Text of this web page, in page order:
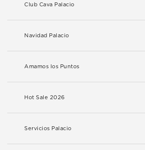
Club Cava Palacio
Navidad Palacio
Amamos los Puntos
Hot Sale 2026
Servicios Palacio